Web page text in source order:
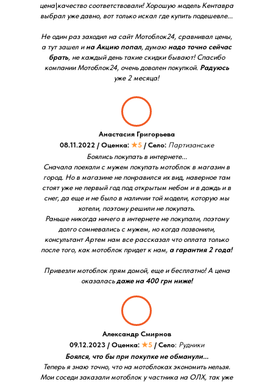
Боялся, что бы при покупке не обманули...
Теперь я знаю точно, что на мотоблоках экономить нельзя.
Мои соседи заказали мотоблок у частника на ОЛХ, так уже
Александр Смирнов
09.12.2023 / Оценка: ★5 / Село: Рудники
Боялись покупать в интернете...
Сначала поехали с мужем покупать мотоблок в магазин в
город. Но в магазине не понравился их вид, наверное там
стоят уже не первый год под открытым небом и в дождь и в
снег, да еще и не было в наличии той модели, которую мы
хотели, поэтому решили не покупать.
Раньше никогда ничего в интернете не покупали, поэтому
долго сомневались с мужем, но когда позвонили,
консультант Артем нам все рассказал что оплата только
после того, как мотоблок придет к нам, а гарантия 2 года!
Привезли мотоблок прям домой, еще и бесплатно! А цена
оказаласьдаже на 400 грн ниже!
Анастасия Григорьева
08.11.2022 / Оценка: ★5 / Село: Партизанське
цена\качество соответствовали! Хорошую модель Кентавра
выбрал уже давно, вот только искал где купить подешевле...
Не один раз заходил на сайт Мотоблок24, сравнивал цены,
а тут зашел ина Акцию попал, думаю надо точно сейчас
брать, не каждый день такие скидки бывают! Спасибо
компании Мотоблок24, очень доволен покупкой. Радуюсь
уже 2 месяца!